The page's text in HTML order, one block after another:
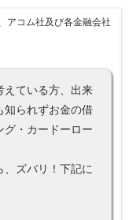
アコム社及び各金融会社
えている方、出来
知られずお金の借
グ・カードーロー
ズバリ！下記に